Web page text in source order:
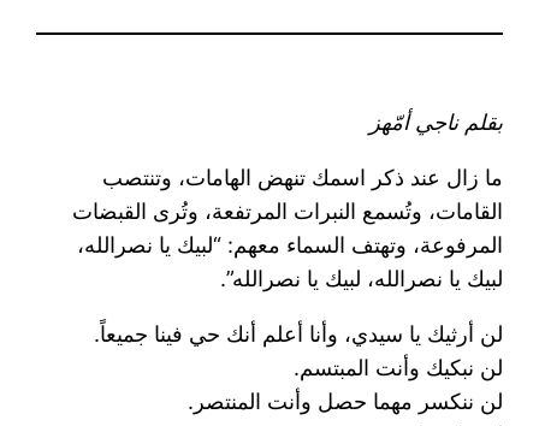
بقلم ناجي أمّهز
ما زال عند ذكر اسمك تنهض الهامات، وتنتصب
القامات، وتُسمع النبرات المرتفعة، وتُرى القبضات
المرفوعة، وتهتف السماء معهم: “لبيك يا نصرالله،
لبيك يا نصرالله، لبيك يا نصرالله”.
لن أرثيك يا سيدي، وأنا أعلم أنك حي فينا جميعاً.
لن نبكيك وأنت المبتسم.
لن ننكسر مهما حصل وأنت المنتصر.